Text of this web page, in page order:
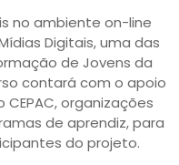
no ambiente on-line
Digitais, uma das
de Jovens da
contará com o apoio
organizações
de aprendiz, para
do projeto.